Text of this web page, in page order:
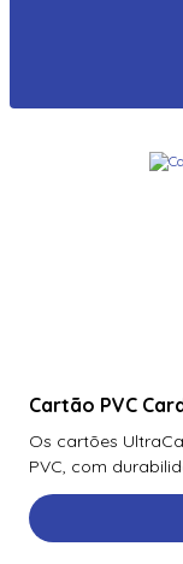
Cartão PVC
Os cartões
PVC, com